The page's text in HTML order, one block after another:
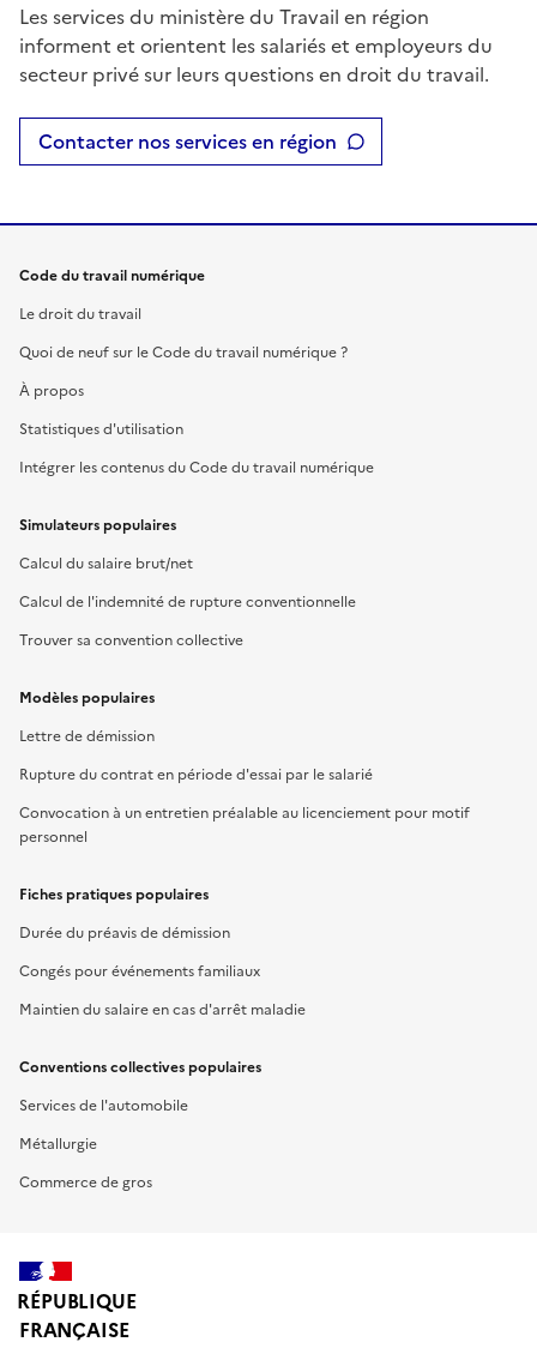
Les services du ministère du Travail en région
informent et orientent les salariés et employeurs du
secteur privé sur leurs questions en droit du travail.
Contacter nos services en région
Code du travail numérique
Le droit du travail
Quoi de neuf sur le Code du travail numérique ?
À propos
Statistiques d'utilisation
Intégrer les contenus du Code du travail numérique
Simulateurs populaires
Calcul du salaire brut/net
Calcul de l'indemnité de rupture conventionnelle
Trouver sa convention collective
Modèles populaires
Lettre de démission
Rupture du contrat en période d'essai par le salarié
Convocation à un entretien préalable au licenciement pour motif
personnel
Fiches pratiques populaires
Durée du préavis de démission
Congés pour événements familiaux
Maintien du salaire en cas d'arrêt maladie
Conventions collectives populaires
Services de l'automobile
Métallurgie
Commerce de gros
RÉPUBLIQUE
FRANÇAISE